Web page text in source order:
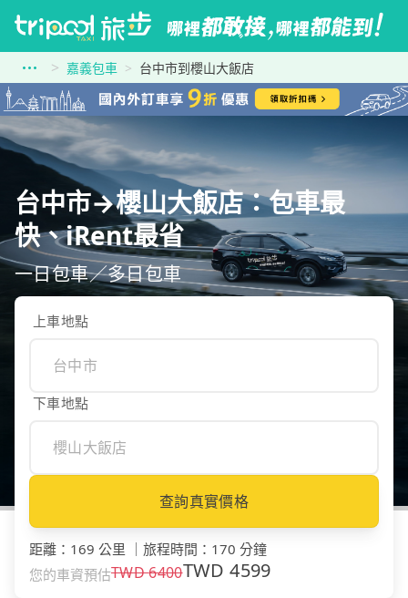
嘉義包車 台中市到櫻山大飯店
台中市→櫻山大飯店：包車最
快、iRent最省
一日包車／多日包車
上車地點
下車地點
查詢真實價格
距離 ： 169 公里 旅程時間 ： 170 分鐘
您的車資預估TWD6400TWD4599